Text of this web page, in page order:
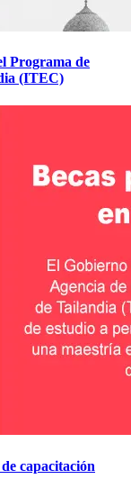
Programa de
(ITEC)
capacitación